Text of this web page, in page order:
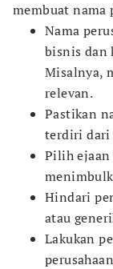
membuat nama
Nama
bisnis dan
Misalnya,
relevan.
Pastikan
terdiri dari
Pilih ejaan
Hindari
atau
Lakukan